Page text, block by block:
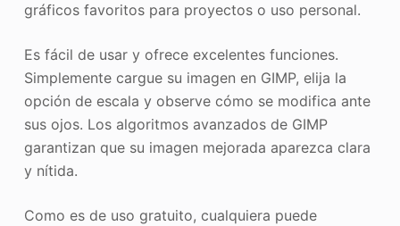
gráficos favoritos para proyectos o uso personal.
Es fácil de usar y ofrece excelentes funciones.
Simplemente cargue su imagen en GIMP, elija la
opción de escala y observe cómo se modifica ante
sus ojos. Los algoritmos avanzados de GIMP
garantizan que su imagen mejorada aparezca clara
y nítida.
Como es de uso gratuito, cualquiera puede